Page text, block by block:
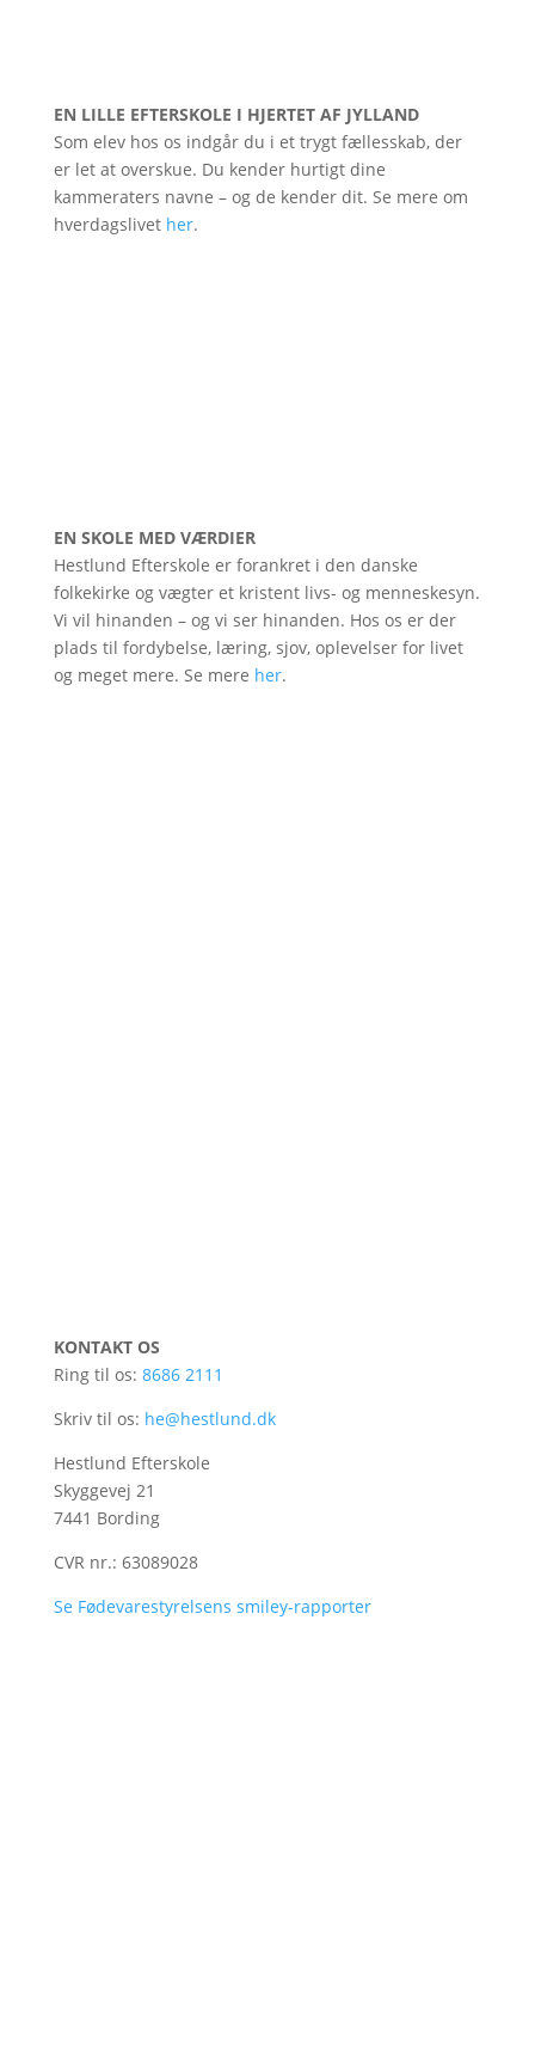
EN LILLE EFTERSKOLE I HJERTET AF JYLLAND
Som elev hos os indgår du i et trygt fællesskab, der
er let at overskue. Du kender hurtigt dine
kammeraters navne – og de kender dit. Se mere om
hverdagslivet her.
EN SKOLE MED VÆRDIER
Hestlund Efterskole er forankret i den danske
folkekirke og vægter et kristent livs- og menneskesyn.
Vi vil hinanden – og vi ser hinanden. Hos os er der
plads til fordybelse, læring, sjov, oplevelser for livet
og meget mere. Se mere her.
KONTAKT OS
Ring til os: 8686 2111
Skriv til os: he@hestlund.dk
Hestlund Efterskole
Skyggevej 21
7441 Bording
CVR nr.: 63089028
Se Fødevarestyrelsens smiley-rapporter